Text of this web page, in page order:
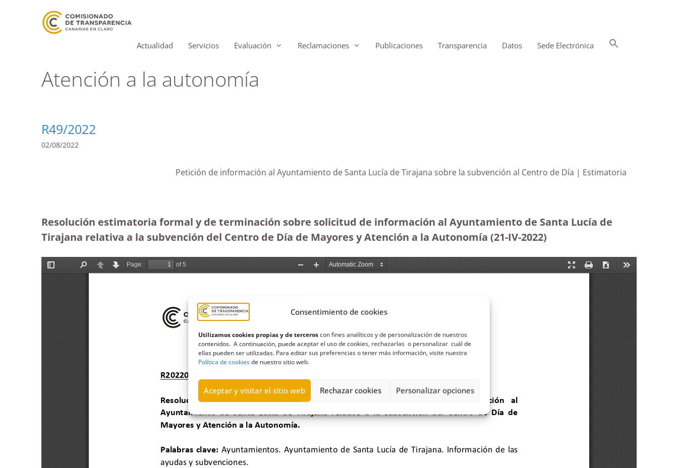
Consentimiento de cookies
Utilizamos cookies propias y de terceroscon fines analíticos y de personalización de nuestros
contenidos. A continuación, puede aceptar el uso de cookies, rechazarlas o personalizar cuál de
ellas pueden ser utilizadas. Para editar sus preferencias o tener más información, visite nuestra
Política de cookiesde nuestro sitio web.
Aceptar y visitar el sitio web Rechazar cookies Personalizar opciones
Actualidad Servicios Evaluación Reclamaciones Publicaciones Transparencia Datos Sede Electrónica
Atención a la autonomía
R49/2022
02/08/2022
Petición de información al Ayuntamiento de Santa Lucía de Tirajana sobre la subvención al Centro de Día | Estimatoria
Resolución estimatoria formal y de terminación sobre solicitud de información al Ayuntamiento de Santa Lucía de
Tirajana relativa a la subvención del Centro de Día de Mayores y Atención a la Autonomía (21-IV-2022)